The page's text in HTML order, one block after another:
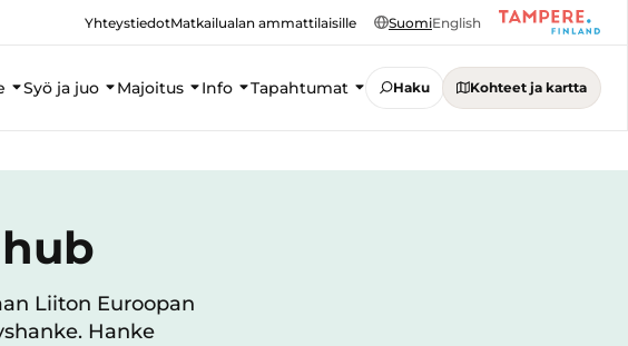
YhteystiedotMatkailualan ammattilaisille SuomiEnglish
Syö ja juo Majoitus Info Tapahtumat Haku Kohteet ja kartta
Liiton Euroopan
Hanke